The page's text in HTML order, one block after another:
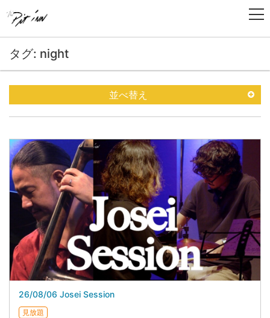
タグ: night
並べ替え
26/08/06 Josei Session
見放題